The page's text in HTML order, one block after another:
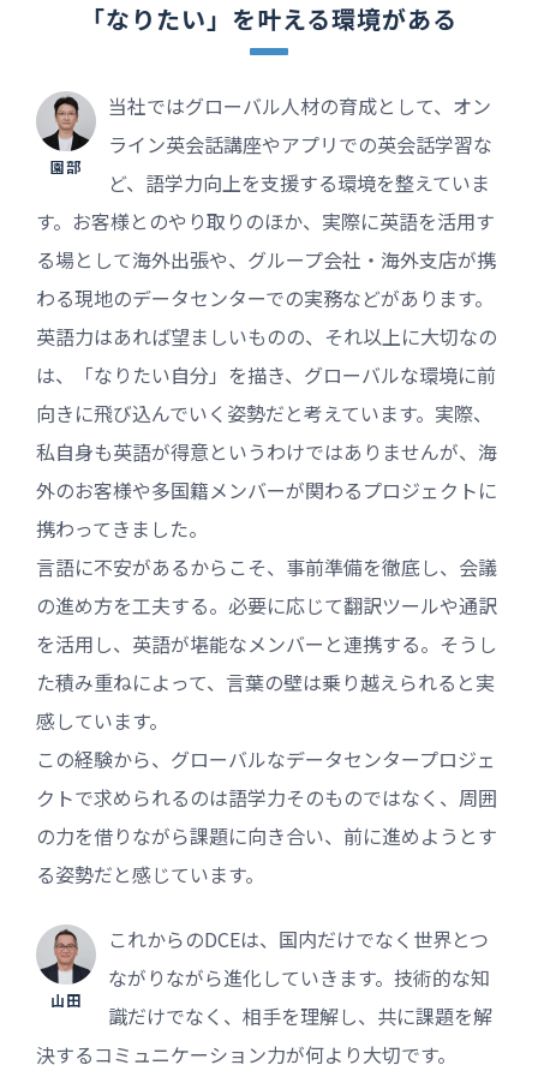
「なりたい」を叶える環境がある
園部
当社ではグローバル人材の育成として、オン
ライン英会話講座やアプリでの英会話学習な
ど、語学力向上を支援する環境を整えていま
す。お客様とのやり取りのほか、実際に英語を活用す
る場として海外出張や、グループ会社・海外支店が携
わる現地のデータセンターでの実務などがあります。
英語力はあれば望ましいものの、それ以上に大切なの
は、「なりたい自分」を描き、グローバルな環境に前
向きに飛び込んでいく姿勢だと考えています。実際、
私自身も英語が得意というわけではありませんが、海
外のお客様や多国籍メンバーが関わるプロジェクトに
携わってきました。
言語に不安があるからこそ、事前準備を徹底し、会議
の進め方を工夫する。必要に応じて翻訳ツールや通訳
を活用し、英語が堪能なメンバーと連携する。そうし
た積み重ねによって、言葉の壁は乗り越えられると実
感しています。
この経験から、グローバルなデータセンタープロジェ
クトで求められるのは語学力そのものではなく、周囲
の力を借りながら課題に向き合い、前に進めようとす
る姿勢だと感じています。
山田
これからのDCEは、国内だけでなく世界とつ
ながりながら進化していきます。技術的な知
識だけでなく、相手を理解し、共に課題を解
決するコミュニケーション力が何より大切です。